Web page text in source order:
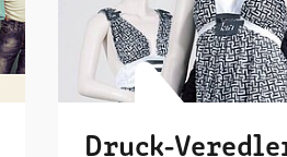
Druck-